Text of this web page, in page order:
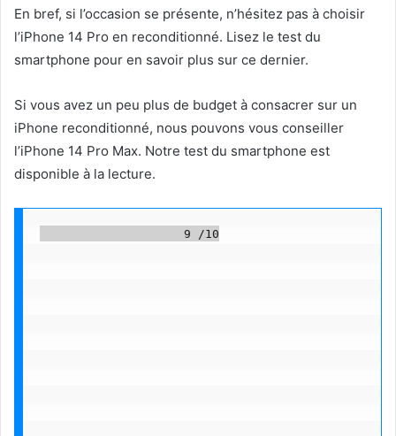
En bref, si l’occasion se présente, n’hésitez pas à choisir
l’iPhone 14 Pro en reconditionné. Lisez le test du
smartphone pour en savoir plus sur ce dernier.
Si vous avez un peu plus de budget à consacrer sur un
iPhone reconditionné, nous pouvons vous conseiller
l’iPhone 14 Pro Max. Notre test du smartphone est
disponible à la lecture.
                    9 /10